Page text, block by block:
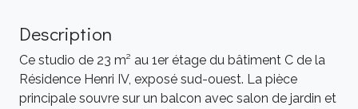
Description
Ce studio de 23 m² au 1er étage du bâtiment C de la
Résidence Henri IV, exposé sud-ouest. La pièce
principale souvre sur un balcon avec salon de jardin et